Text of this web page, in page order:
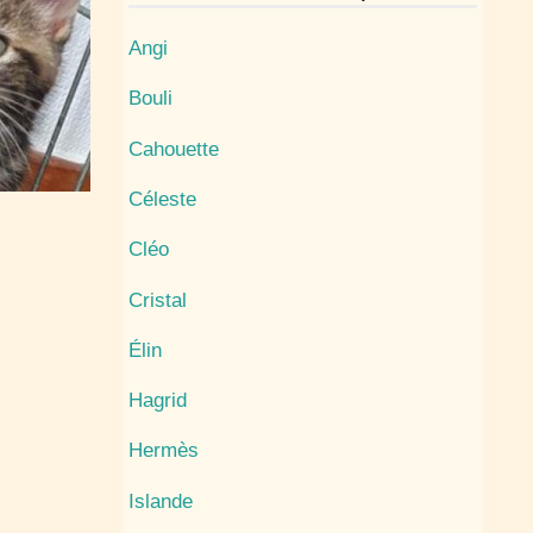
Angi
Bouli
Cahouette
Céleste
Cléo
Cristal
Élin
Hagrid
Hermès
Islande